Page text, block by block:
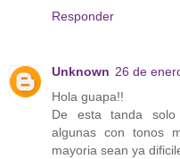
Responder
Unknown 26 de
Hola guapa!!
De esta tanda
algunas con tonos
mayoria sean ya